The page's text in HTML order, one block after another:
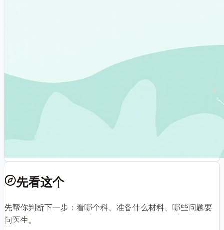
先看这个
先帮你判断下一步：看哪个科、准备什么材料、哪些问题要
问医生。